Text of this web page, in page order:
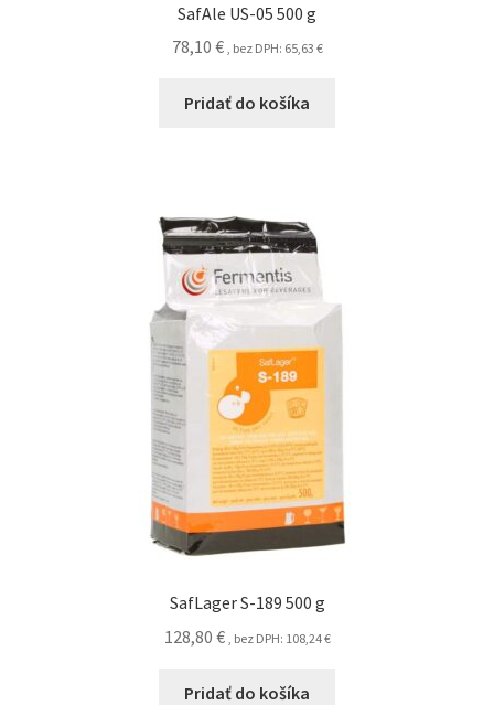
SafAle US-05 500 g
78,10 € , bez DPH: 65,63 €
Pridať do košíka
SafLager S-189 500 g
128,80 € , bez DPH: 108,24€
Pridať do košíka